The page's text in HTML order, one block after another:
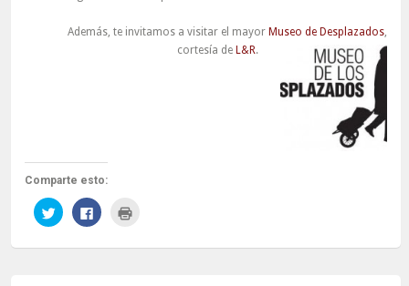
Además, te invitamos a visitar el mayor Museo de Desplazados,
cortesía de L&R.
Comparte esto:
Haz
clic
para
en
Haz
clic
en (Se